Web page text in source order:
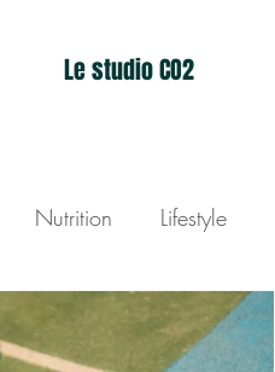
Le studio CO2
Nutrition Lifestyle
Studio CO2